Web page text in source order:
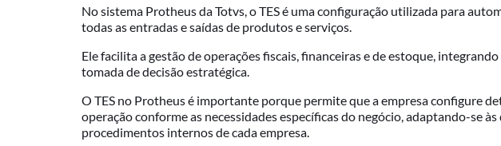
No sistema Protheus da Totvs, o TES é uma configuração utilizada para
todas as entradas e saídas de produtos e serviços.
Ele facilita a gestão de operações fiscais, financeiras e de estoque,
tomada de decisão estratégica.
O TES no Protheus é importante porque permite que a empresa configure
operação conforme as necessidades específicas do negócio, adaptando-se
procedimentos internos de cada empresa.